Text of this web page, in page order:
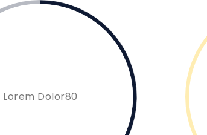
Lorem Dolor80